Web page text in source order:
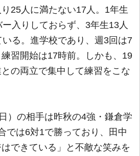
25人に満たない17人。1年生
入りしておらず、3年生13人
る。進学校であり、週3回は7
習開始は17時前。しかも、19
の両立で集中して練習をこな
）の相手は昨秋の4強・鎌倉学
では6対1で勝っており、田中
できている」と不敵な笑みを